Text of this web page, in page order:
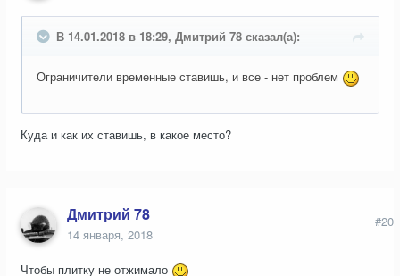
В 14.01.2018 в 18:29, Дмитрий 78 сказал(а):
Ограничители временные ставишь, и все - нет проблем
Куда и как их ставишь, в какое место?
Дмитрий 78
14 января, 2018
#20
Чтобы плитку не отжимало